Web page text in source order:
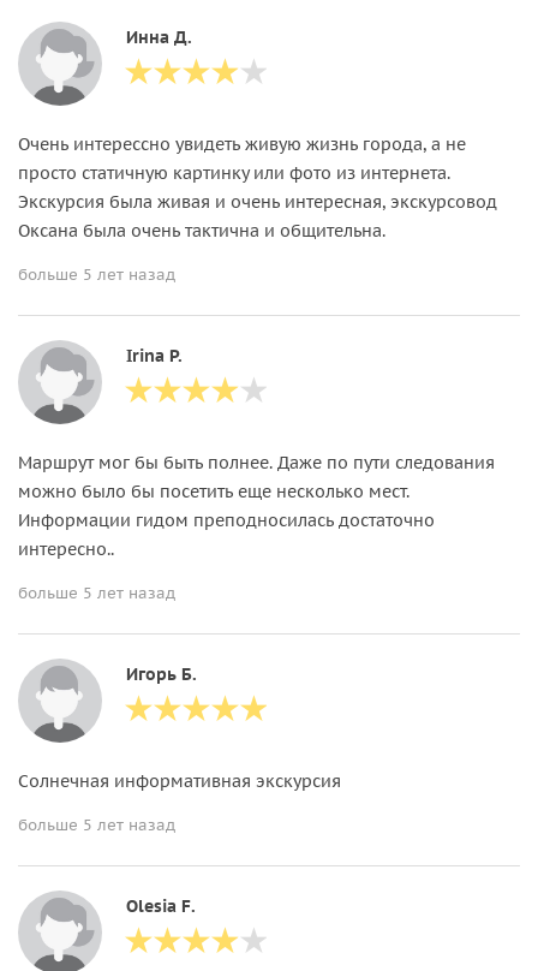
Инна Д.
Очень интерессно увидеть живую жизнь города, а не
просто статичную картинку или фото из интернета.
Экскурсия была живая и очень интересная, экскурсовод
Оксана была очень тактична и общительна.
больше 5 лет назад
Irina P.
Маршрут мог бы быть полнее. Даже по пути следования
можно было бы посетить еще несколько мест.
Информации гидом преподносилась достаточно
интересно..
больше 5 лет назад
Игорь Б.
Солнечная информативная экскурсия
больше 5 лет назад
Olesia F.